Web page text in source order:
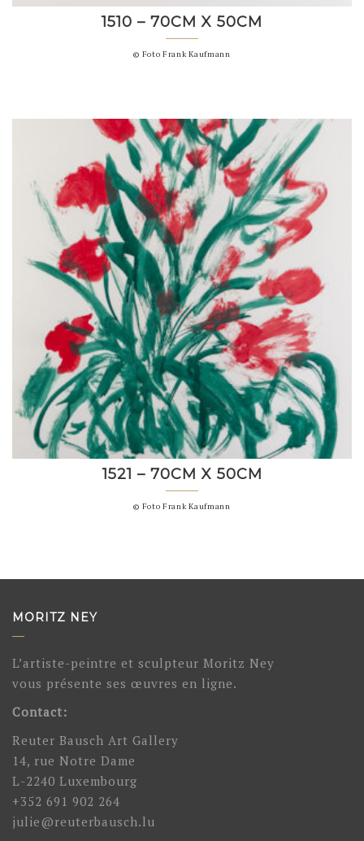
1510 – 70CM X 50CM
© Foto Frank Kaufmann
1521 – 70CM X 50CM
© Foto Frank Kaufmann
MORITZ NEY
L’artiste-peintre et sculpteur Moritz Ney
vous présente ses œuvres en ligne.
Contact:
Reuter Bausch Art Gallery
14, rue Notre Dame
L-2240 Luxembourg
+352 691 902 264
julie@reuterbausch.lu